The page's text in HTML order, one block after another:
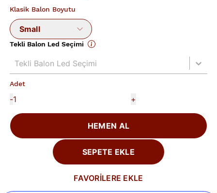
Klasik Balon Boyutu
Small
Tekli Balon Led Seçimi
Tekli Balon Led Seçimi
Adet
- +
HEMEN AL
SEPETE EKLE
FAVORİLERE EKLE